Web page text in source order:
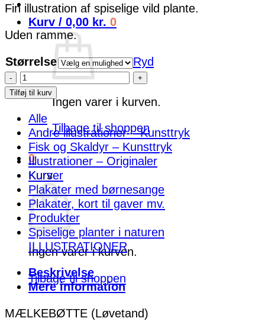
Kurv / 0,00 kr. 0
Ingen varer i kurven.
Tilbage til shoppen
0
Kurv
Ingen varer i kurven.
Tilbage til shoppen
til
Fin illustration af spiselige vild plante.
Uden ramme.
Størrelse
Ryd
Mælkebøtte
antal
Tilføj til kurv
Alle
Andre illustrationer – Kunsttryk
Fisk og Skaldyr – Kunsttryk
Illustrationer – Originaler
Kurser
Plakater med børnesange
Plakater, kort til gaver mv.
Produkter
Spiselige planter i naturen
ILLUSTRATIONER
Beskrivelse
Mere information
MÆLKEBØTTE (Løvetand)